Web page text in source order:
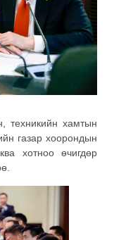
техникийн хамтын
газар хоорондын
хотноо өчигдөр